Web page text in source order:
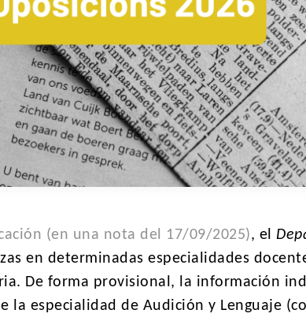
(en una nota del 17/09/2025), el
en determinadas especialidades
De forma provisional, la información
la especialidad de Audición y Lenguaje